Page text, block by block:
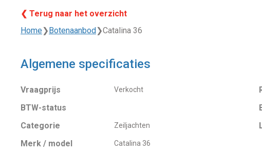
❮ Terug naar het overzicht
Home❯Botenaanbod❯Catalina 36
Algemene specificaties
Vraagprijs Verkocht
BTW-status
Categorie
Zeiljachten
Merk / model Catalina 36